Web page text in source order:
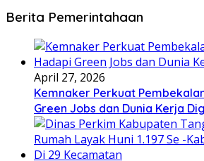
Berita Pemerintahaan
April 27, 2026
Kemnaker Perkuat
Green Jobs dan Dunia Kerja